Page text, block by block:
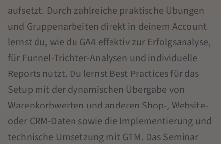
aufsetzt. Durch zahlreiche praktische Übungen
und Gruppenarbeiten direkt in deinem Account
lernst du, wie du GA4 effektiv zur Erfolgsanalyse,
für Funnel-Trichter-Analysen und individuelle
Reports nutzt. Du lernst Best Practices für das
Setup mit der dynamischen Übergabe von
Warenkorbwerten und anderen Shop-, Website-
oder CRM-Daten sowie die Implementierung und
technische Umsetzung mit GTM. Das Seminar